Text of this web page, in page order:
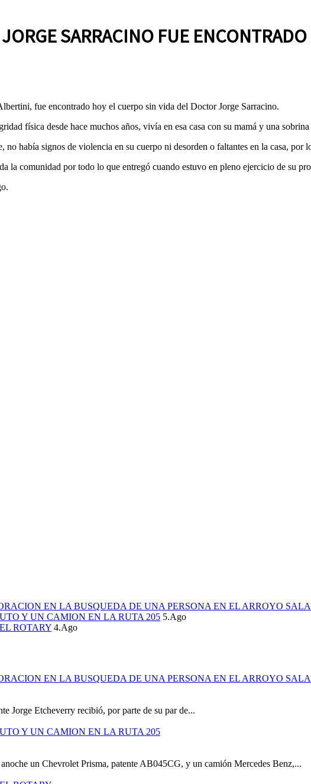
SARRACINO FUE
fue encontrado hoy el cuerpo sin vida del Doctor Jorge Sarracino.
física desde hace muchos años, vivía en esa casa con su mamá y una
había signos de violencia en su cuerpo ni desorden o faltantes en la casa, por
la comunidad por todo lo que entregó cuando estuvo en pleno ejercicio de su
EN LA BUSQUEDA DE UNA PERSONA EN EL ARROYO
Y UN CAMION EN LA RUTA 205 5.Ago
ROTARY 4.Ago
EN LA BUSQUEDA DE UNA PERSONA EN EL ARROYO
Jorge Etcheverry recibió, por parte de su par de...
Y UN CAMION EN LA RUTA 205
un Chevrolet Prisma, patente AB045CG, y un camión Mercedes Benz,...